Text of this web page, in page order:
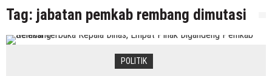
Ratusan Warganya Keracunan Diduga
Karena MBG
8 Agustus 2026 musa r2b
Jumlah Pasien Dugaan Keracunan MBG
Tag: jabatan pemkab rembang dimutasi
POLITIK